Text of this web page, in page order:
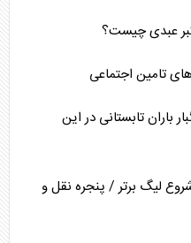
عبدی چیست؟
تامین اجتماعی
باران تابستانی در این
لیگ برتر / پنجره نقل و